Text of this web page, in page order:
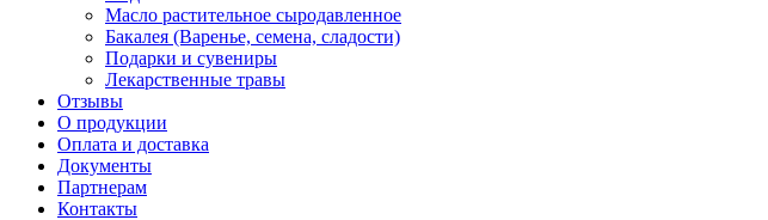
Масло растительное сыродавленное
Бакалея (Варенье, семена, сладости)
Подарки и сувениры
Лекарственные травы
Отзывы
О продукции
Оплата и доставка
Документы
Партнерам
Контакты